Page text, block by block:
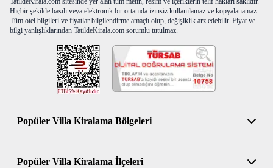
Hiçbir şekilde basılı veya elektronik bir ortamda izinsiz kullanılamaz ve kopyalanamaz.
Tüm otel bilgileri ve fiyatlar bilgilendirme amaçlı olup, değişiklik arz edebilir. Fiyat ve
bilgi yanlışlıklarından TatildeKirala.com sorumlu tutulmaz.
Popüler Villa Kiralama Bölgeleri
Antalya Kiralık Villa
Muğla Kiralık Villa
Popüler Villa Kiralama İlçeleri